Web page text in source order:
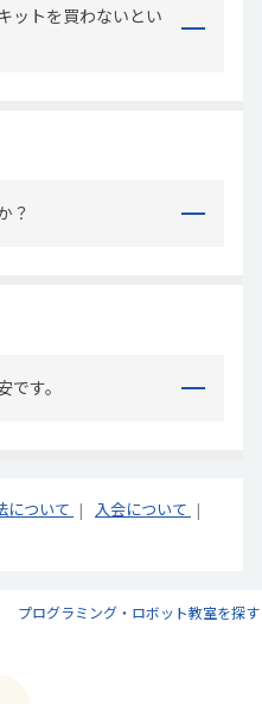
ットを買わないとい
？
す。
について
入会について
プログラミング・ロボット教室を探す